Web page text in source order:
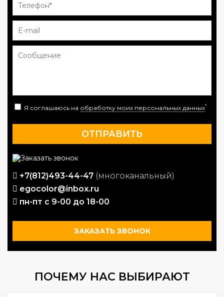
Я соглашаюсь на обработку моих персональных данных*
+7(812)493-44-47 (многоканальный)
egocolor@inbox.ru
пн-пт с 9-00 до 18-00
ЗАКАЗАТЬ ЗВОНОК
ПОЧЕМУ НАС ВЫБИРАЮТ